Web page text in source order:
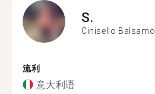
S.
Cinisello Balsamo
流利
意大利语